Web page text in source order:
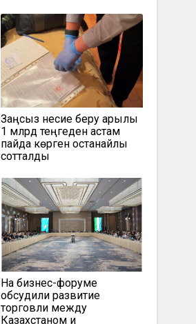
Заңсыз несие беру арқылы
1 млрд теңгеден астам
пайда көрген қостанайлық
сотталды
На бизнес-форуме
обсудили развитие
торговли между
Казахстаном и